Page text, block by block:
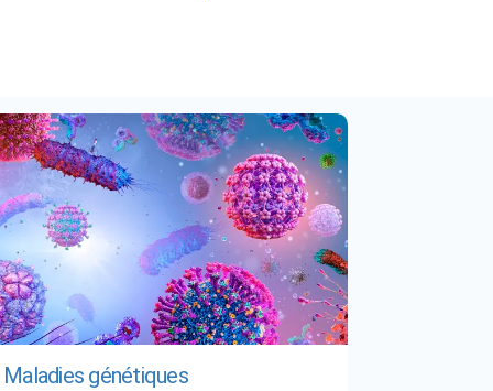
Maladies génétiques